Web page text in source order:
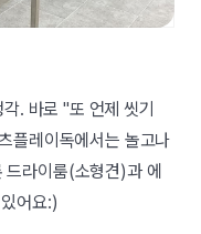
. 바로 "또 언제 씻기
플레이독에서는 놀고나
라이룸(소형견)과 에
어요:)